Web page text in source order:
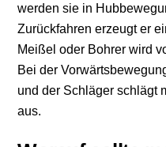
werden sie in
Zurückfahren erzeugt er
Meißel oder Bohrer wird
Bei der
und der Schläger schlägt
aus.